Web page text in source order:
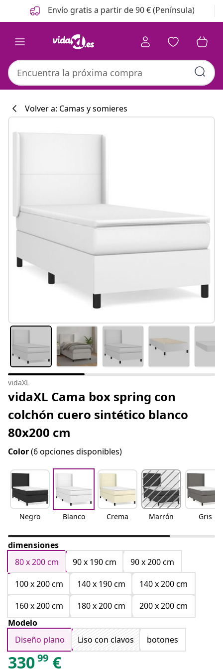
Anterior
Siguiente Envío gratis a partir de 90 € (Península)
Volver a: Camas y somieres
vidaXL
vidaXL Cama box spring con
colchón cuero sintético blanco
80x200 cm
Color(6 opciones disponibles)
Negro Blanco Crema Marrón Gris
dimensiones
80 x 200 cm
90 x 190 cm
90 x 200 cm
100 x 200 cm
140 x 190 cm
140 x 200 cm
160 x 200 cm
180 x 200 cm
200 x 200 cm
Modelo
Diseño plano
Liso con clavos botones
33099 €